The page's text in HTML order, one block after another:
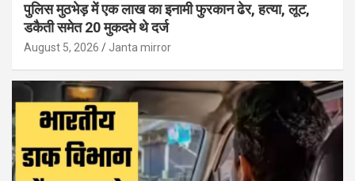
पुलिस मुठभेड़ में एक लाख का इनामी फुरकान ढेर, हत्या, लूट,
डकैती समेत 20 मुकदमे थे दर्ज
August 5, 2026 Janta mirror